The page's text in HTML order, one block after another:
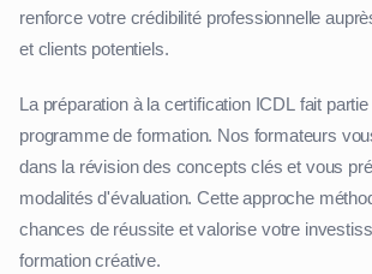
renforce votre crédibilité professionnelle
et clients potentiels.
La préparation à la certification ICDL fait
programme de formation. Nos formateurs
dans la révision des concepts clés et vous
modalités d'évaluation. Cette approche
chances de réussite et valorise votre
formation créative.